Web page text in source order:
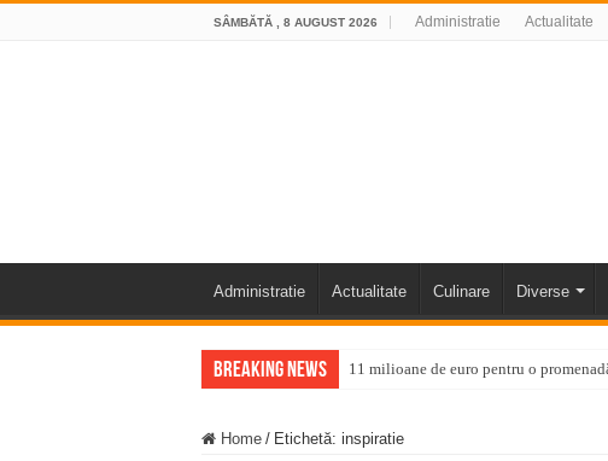
SÂMBĂTĂ , 8 AUGUST 2026 Administratie Actualitate
Administratie Actualitate Culinare Diverse
Breaking News 11 milioane de euro pentru o
Întreruperi temporare ale furnizării
Home / Etichetă: inspiratie